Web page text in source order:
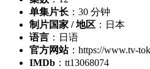
单集片长 ：30 分钟
制片国家 / 地区 ：日本
语言 ：日语
官方网站：https://www.tv-
IMDb ：tt13068074